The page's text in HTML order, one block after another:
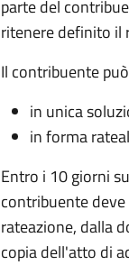
parte del
ritenere definito il
Il contribuente
in unica
in forma
Entro i 10 giorni
contribuente
rateazione, dalla
copia dell'atto di